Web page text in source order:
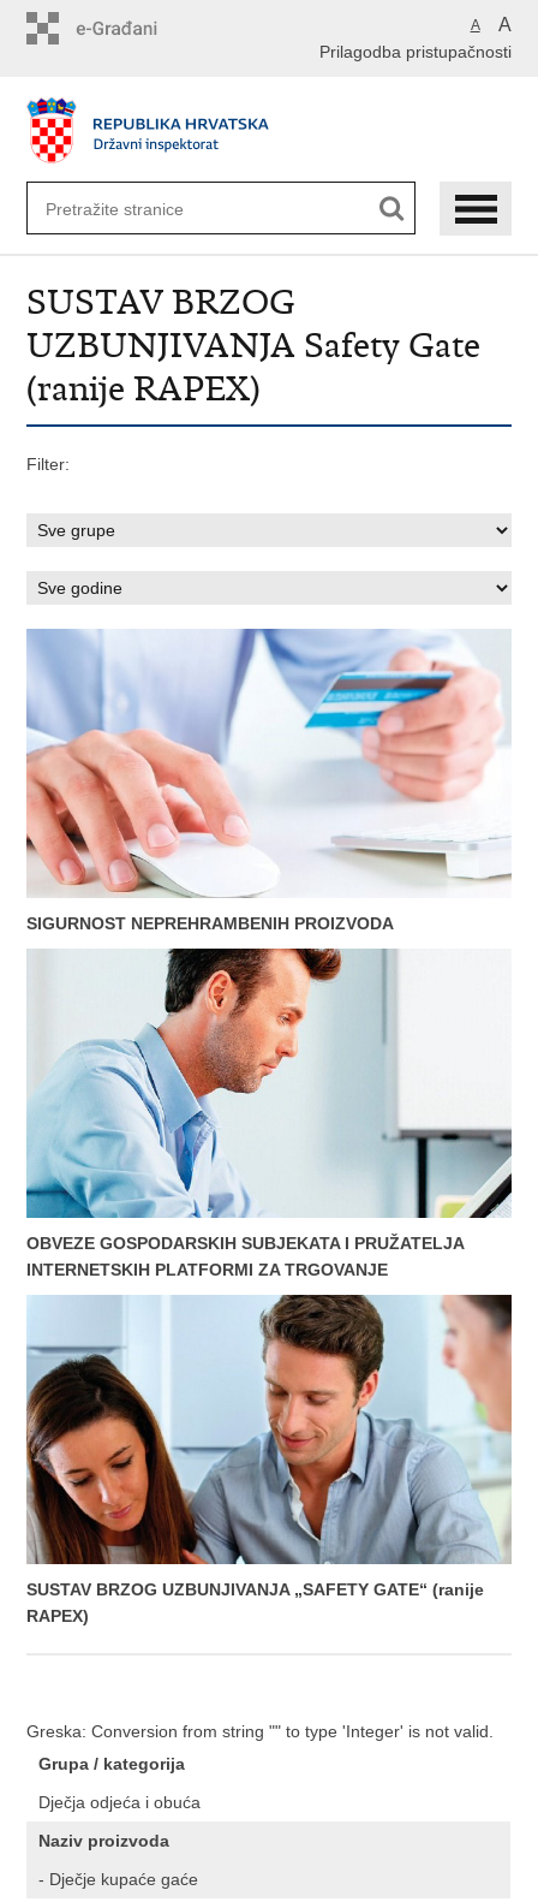
A A
Prilagodba pristupačnosti
SUSTAV BRZOG
UZBUNJIVANJA Safety Gate
(ranije RAPEX)
Filter:
SIGURNOST NEPREHRAMBENIH PROIZVODA
OBVEZE GOSPODARSKIH SUBJEKATA I PRUŽATELJA
INTERNETSKIH PLATFORMI ZA TRGOVANJE
SUSTAV BRZOG UZBUNJIVANJA „SAFETY GATE“ (ranije
RAPEX)
Greska: Conversion from string "" to type 'Integer' is not valid.
Grupa / kategorija
Dječja odjeća i obuća
Naziv proizvoda
- Dječje kupaće gaće